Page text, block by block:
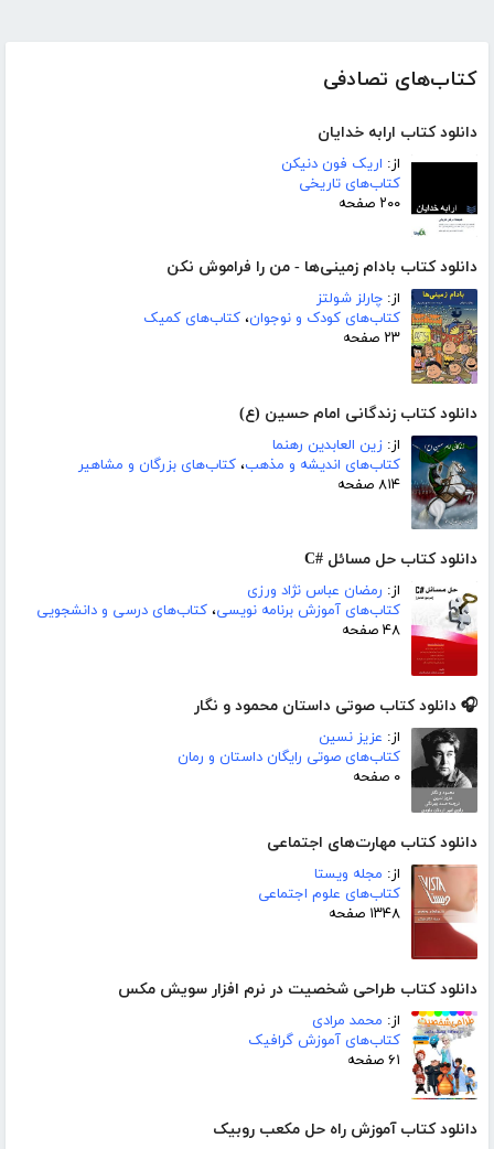
کتاب‌های تصادفی
دانلود کتاب ارابه خدایان
از: اریک فون دنیکن
کتاب‌های تاریخی
۲۰۰ صفحه
دانلود کتاب بادام زمینی‌ها - من را فراموش نکن
از: چارلز شولتز
کتاب‌های کودک و نوجوان، کتاب‌های کمیک
۲۳ صفحه
دانلود کتاب زندگانی امام حسین (ع)
از: زین العابدین رهنما
کتاب‌های اندیشه و مذهب، کتاب‌های بزرگان و مشاهیر
۸۱۴ صفحه
دانلود کتاب حل مسائل #C
از: رمضان عباس نژاد ورزی
کتاب‌های آموزش برنامه نویسی، کتاب‌های درسی و دانشجویی
۴۸ صفحه
🎧 دانلود کتاب صوتی داستان محمود و نگار
از: عزیز نسین
کتاب‌های صوتی رایگان داستان و رمان
۰ صفحه
دانلود کتاب مهارت‌های اجتماعی
از: مجله ویستا
کتاب‌های علوم اجتماعی
۱۳۴۸ صفحه
دانلود کتاب طراحی شخصیت در نرم افزار سویش مکس
از: محمد مرادی
کتاب‌های آموزش گرافیک
۶۱ صفحه
دانلود کتاب آموزش راه حل مکعب روبیک